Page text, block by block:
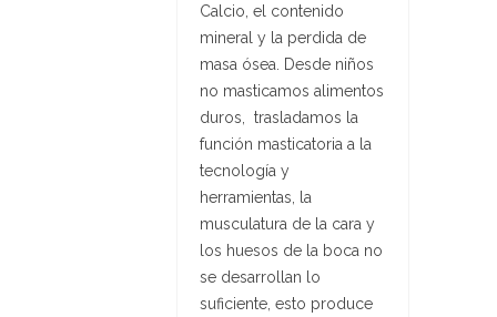
Calcio, el contenido
mineral y la perdida de
masa ósea. Desde niños
no masticamos alimentos
duros, trasladamos la
función masticatoria a la
tecnología y
herramientas, la
musculatura de la cara y
los huesos de la boca no
se desarrollan lo
suficiente, esto produce